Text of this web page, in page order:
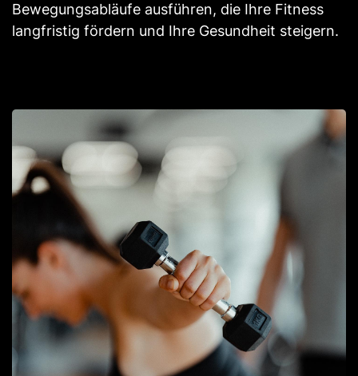
Bewegungsabläufe ausführen, die Ihre Fitness
langfristig fördern und Ihre Gesundheit steigern.